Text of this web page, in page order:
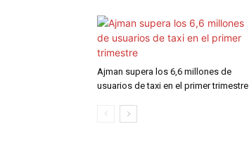
Ajman supera los 6,6 millones de
usuarios de taxi en el primer trimestre